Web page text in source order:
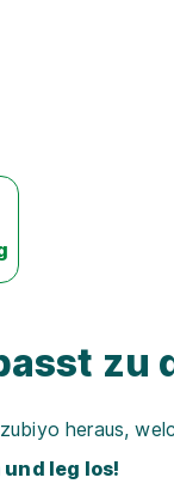
zu
heraus,
leg los!